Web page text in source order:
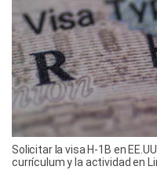
Solicitar la visa H-1B en
currículum y la actividad en